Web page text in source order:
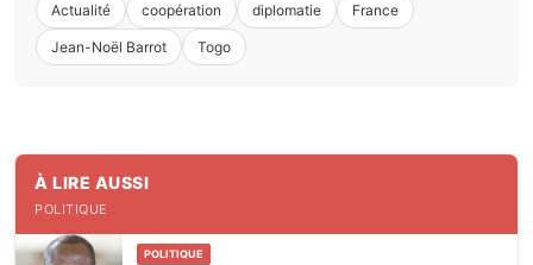
Actualité coopération diplomatie France
Jean-Noël Barrot Togo
À LIRE AUSSI
POLITIQUE
POLITIQUE